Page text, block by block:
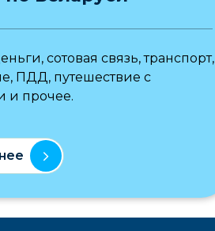
сотовая связь, транспорт,
ПДД, путешествие с
и прочее.